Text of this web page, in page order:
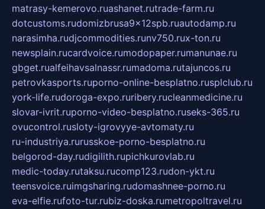
matrasy-kemerovo.ruashanet.rutrade-farm.ru
dotcustoms.rudomizbrusa9x12spb.ruautodamp.ru
narasimha.rudjcommodities.runv750.rux-ton.ru
newsplain.rucardvoice.rumodopaper.rumanunae.ru
gbget.rualfeihavsalnassr.rumadoma.rutajuncos.ru
petrovkasports.ruporno-online-besplatno.rusplclub.ru
york-life.rudoroga-expo.ruribery.rucleanmedicine.ru
slovar-ivrit.ruporno-video-besplatno.ruseks-365.ru
ovucontrol.rusloty-igrovyye-avtomaty.ru
ru-industriya.rurusskoe-porno-besplatno.ru
belgorod-day.rudigilith.rupichkurovlab.ru
medic-today.rutaksu.rucomp123.rudon-ykt.ru
teensvoice.ruimgsharing.rudomashnee-porno.ru
eva-elfie.rufoto-tur.rubiz-doska.rumetropoltravel.ru